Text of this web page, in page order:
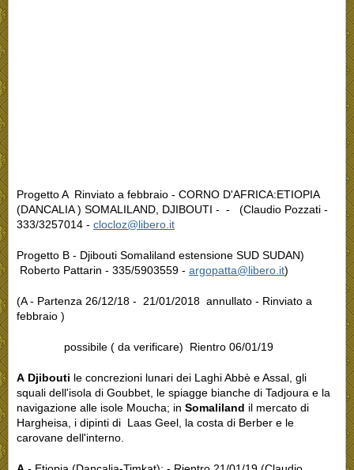
Progetto A Rinviato a febbraio - CORNO D'AFRICA:ETIOPIA
(DANCALIA ) SOMALILAND, DJIBOUTI - - (Claudio Pozzati -
333/3257014 - clocloz@libero.it
Progetto B - Djibouti Somaliland estensione SUD SUDAN)
Roberto Pattarin - 335/5903559 - argopatta@libero.it)
(A - Partenza 26/12/18 - 21/01/2018 annullato - Rinviato a
febbraio )
possibile ( da verificare) Rientro 06/01/19
A Djibouti le concrezioni lunari dei Laghi Abbè e Assal, gli
squali dell'isola di Goubbet, le spiagge bianche di Tadjoura e la
navigazione alle isole Moucha; in Somaliland il mercato di
Hargheisa, i dipinti di Laas Geel, la costa di Berber e le
carovane dell'interno.